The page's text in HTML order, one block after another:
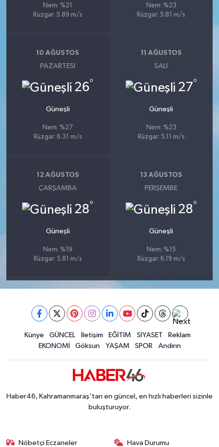
Nem: %21
Rüzgar: 5.89 m/s
Nem: %23
Rüzgar: 5.81 m/s
10 AĞUSTOS
PAZARTESI
26°
Güneşli
Nem: %27
Rüzgar: 6.31 m/s
11 AĞUSTOS
SALI
27°
Güneşli
Nem: %23
Rüzgar: 5.11 m/s
12 AĞUSTOS
ÇARŞAMBA
28°
Güneşli
Nem: %19
Rüzgar: 5.81 m/s
13 AĞUSTOS
PERŞEMBE
28°
Güneşli
Nem: %15
Rüzgar: 6.19 m/s
Künye GÜNCEL İletişim EĞİTİM SİYASET
Reklam
EKONOMİ
Göksun YAŞAM SPOR Andırın
Haber46, Kahramanmaraş'tan en güncel, en hızlı haberleri sizinle
buluşturuyor.
Nöbetçi Eczaneler Hava Durumu
KİTAP
MİZAH
TARİH
Genel
YEREL
BÖLGEDEN
BİLİM TEKNOLOJİ
ASAYİŞ
ÇEVRE
BİLİM VE TEKNOLOJİ
YARIŞMALAR
HABERDE İNSAN